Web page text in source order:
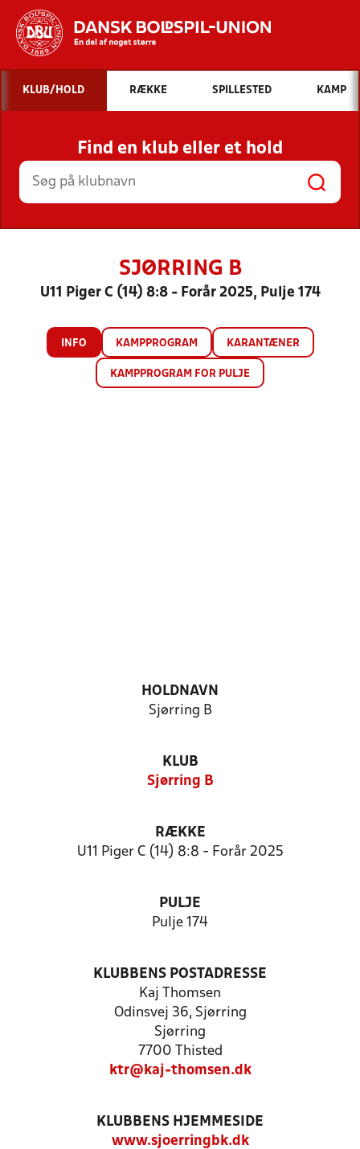
Hvad vil du søge efter?
INDHOLD OG NYHEDER
STILLINGER, RESULTATER, KLUBBER OG
HOLD
KLUB/HOLD RÆKKE SPILLESTED KAMP
Find en klub eller et hold
SJØRRING B
U11 Piger C (14) 8:8 - Forår 2025, Pulje 174
INFO KAMPPROGRAM KARANTÆNER
KAMPPROGRAM FOR PULJE
HOLDNAVN
Sjørring B
KLUB
Sjørring B
RÆKKE
U11 Piger C (14) 8:8 - Forår 2025
PULJE
Pulje 174
KLUBBENS POSTADRESSE
Kaj Thomsen
Odinsvej 36, Sjørring
Sjørring
7700 Thisted
ktr@kaj-thomsen.dk
KLUBBENS HJEMMESIDE
www.sjoerringbk.dk